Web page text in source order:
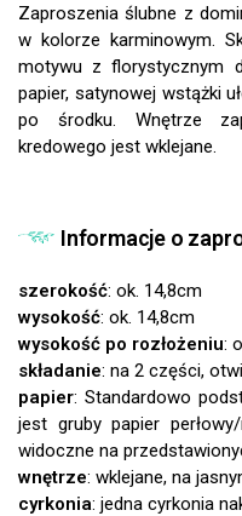
Zaproszenia ślubne z
w kolorze karminowym.
motywu z florystycznym
papier, satynowej wstążki
po środku. Wnętrze
kredowego jest wklejane.
Informacje o
szerokość: ok. 14,8cm
wysokość: ok. 14,8cm
wysokość po rozłożeniu:
składanie: na 2 części,
papier:
wnętrze: wklejane, na
cyrkonia: jedna cyrkonia